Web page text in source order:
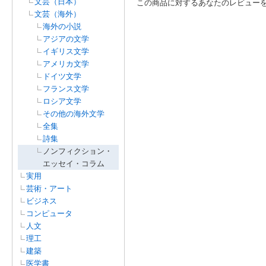
文芸（海外）
海外の小説
アジアの文学
イギリス文学
アメリカ文学
ドイツ文学
フランス文学
ロシア文学
その他の海外文学
全集
詩集
ノンフィクション・
エッセイ・コラム
実用
芸術・アート
ビジネス
コンピュータ
人文
理工
建築
医学書
この商品に対するあなたのレビュー